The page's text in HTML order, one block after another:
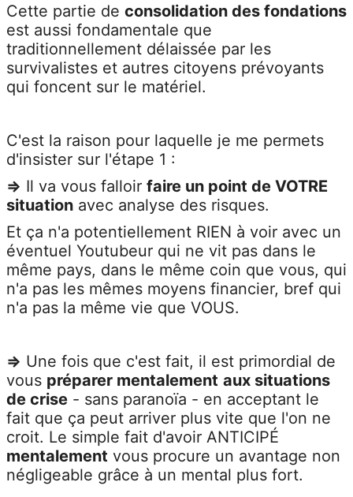
Cette partie de consolidation des fondations
est aussi fondamentale que
traditionnellement délaissée par les
survivalistes et autres citoyens prévoyants
qui foncent sur le matériel.
C'est la raison pour laquelle je me permets
d'insister sur l'étape 1 :
=> Il va vous falloir faire un point de VOTRE
situation avec analyse des risques.
Et ça n'a potentiellement RIEN à voir avec un
éventuel Youtubeur qui ne vit pas dans le
même pays, dans le même coin que vous, qui
n'a pas les mêmes moyens financier, bref qui
n'a pas la même vie que VOUS.
=> Une fois que c'est fait, il est primordial de
vous préparer mentalement aux situations
de crise - sans paranoïa - en acceptant le
fait que ça peut arriver plus vite que l'on ne
croit. Le simple fait d'avoir ANTICIPÉ
mentalement vous procure un avantage non
négligeable grâce à un mental plus fort.